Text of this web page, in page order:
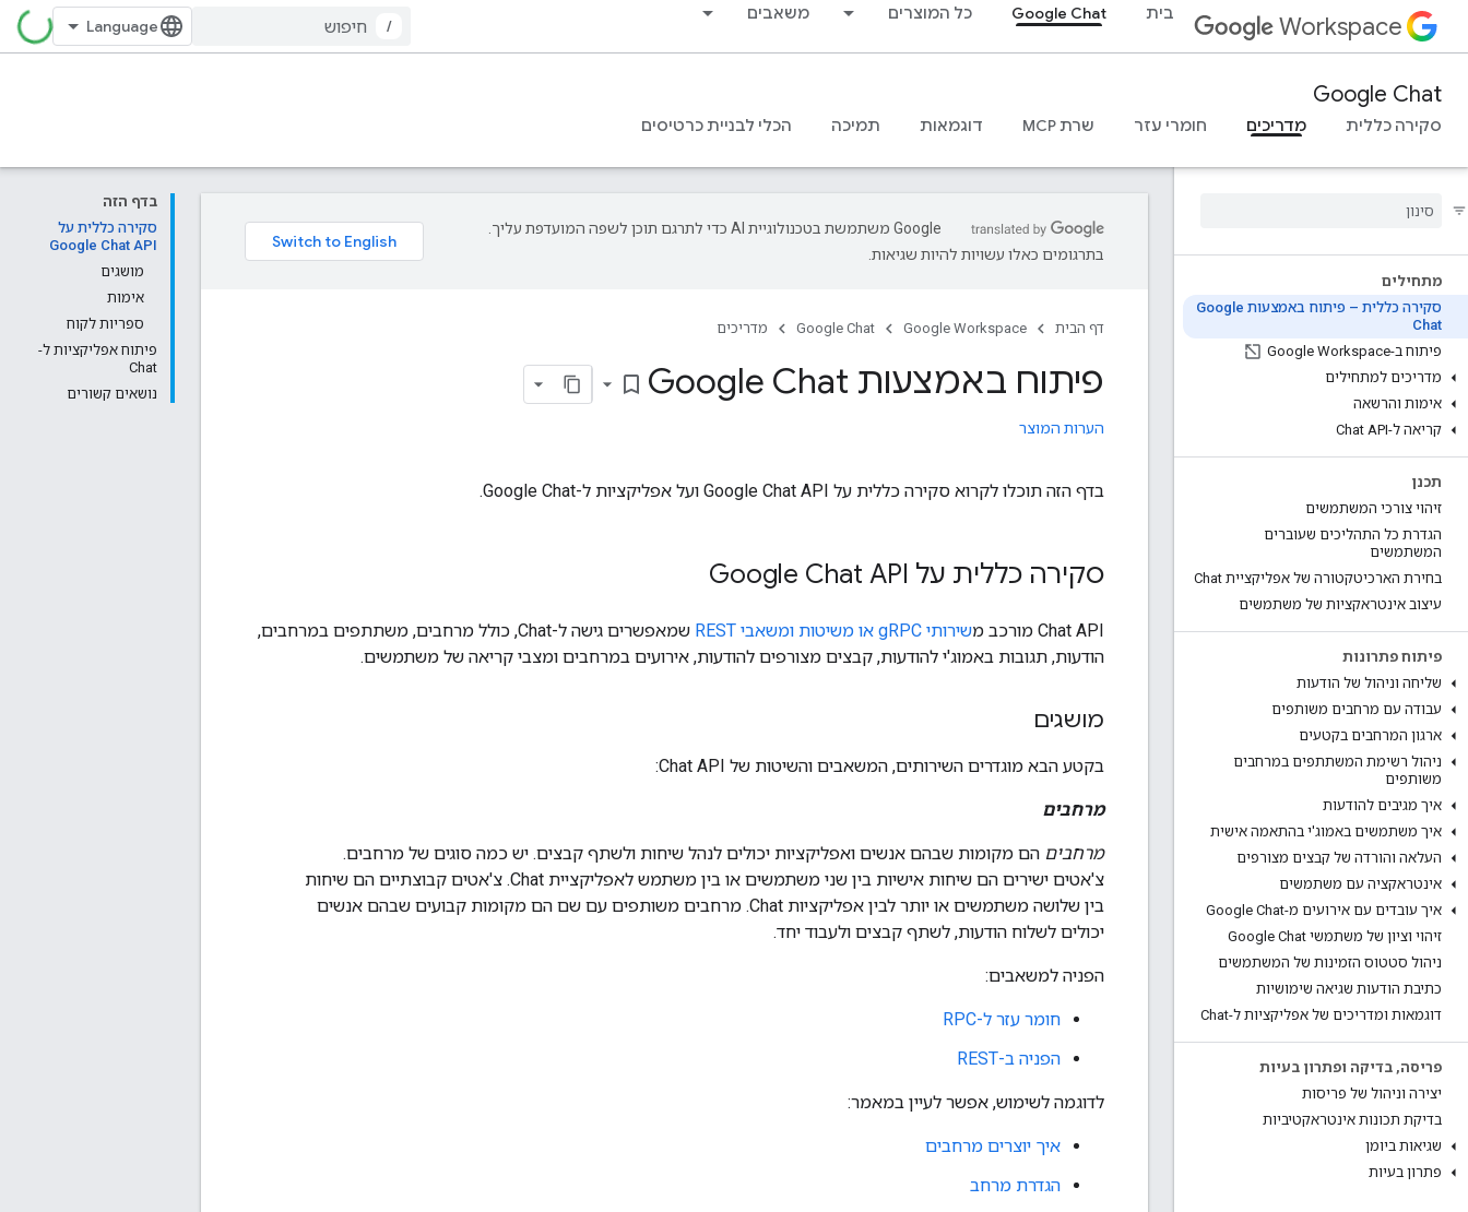
Workspace בית Google Chat כל המוצרים משאבים
/
Google Chat
סקירה כללית מדריכים חומרי עזר שרת MCP דוגמאות תמיכה הכלי לבניית כרטיסים
מתחילים
סקירה כללית – פיתוח באמצעות Google
Chat
פיתוח ב-Google Workspace
מדריכים למתחילים
אימות והרשאה
קריאה ל-Chat API
תכנן
זיהוי צורכי המשתמשים
הגדרת כל התהליכים שעוברים
המשתמשים
בחירת הארכיטקטורה של אפליקציית Chat
עיצוב אינטראקציות של משתמשים
פיתוח פתרונות
שליחה וניהול של הודעות
עבודה עם מרחבים משותפים
ארגון המרחבים בקטעים
ניהול רשימת המשתתפים במרחבים
משותפים
איך מגיבים להודעות
איך משתמשים באמוג'י בהתאמה אישית
העלאה והורדה של קבצים מצורפים
אינטראקציה עם משתמשים
איך עובדים עם אירועים מ-Google Chat
זיהוי וציון של משתמשי Google Chat
ניהול סטטוס הזמינות של המשתמשים
כתיבת הודעות שגיאה שימושיות
דוגמאות ומדריכים של אפליקציות ל-Chat
פריסה, בדיקה ופתרון בעיות
יצירה וניהול של פריסות
בדיקת תכונות אינטראקטיביות
שגיאות ביומן
פתרון בעיות
בדף הזה
סקירה כללית על
Google Chat API
מושגים
אימות
ספריות לקוח
פיתוח אפליקציות ל-
Chat
נושאים קשורים
‫Google משתמשת בטכנולוגיית AI כדי לתרגם תוכן לשפה המועדפת עליך.
בתרגומים כאלו עשויות להיות שגיאות.
דף הבית Google Workspace
Google Chat מדריכים
פיתוח באמצעות Google Chat bookmark_border
הערות המוצר
בדף הזה תוכלו לקרוא סקירה כללית על Google Chat API ועל אפליקציות ל-Google Chat.
סקירה כללית על Google Chat API
‫Chat API מורכב מ שירותי gRPC או משיטות ומשאבי REST
שמאפשרים גישה ל-Chat, כולל מרחבים, משתתפים במרחבים,
הודעות, תגובות באמוג'י להודעות, קבצים מצורפים להודעות, אירועים במרחבים ומצבי קריאה של משתמשים.
מושגים
בקטע הבא מוגדרים השירותים, המשאבים והשיטות של Chat API:
מרחבים
מרחבים הם מקומות שבהם אנשים ואפליקציות יכולים לנהל שיחות ולשתף קבצים. יש כמה סוגים של מרחבים.
צ'אטים ישירים הם שיחות אישיות בין שני משתמשים או בין משתמש לאפליקציית Chat. צ'אטים קבוצתיים הם שיחות
בין שלושה משתמשים או יותר לבין אפליקציות Chat. מרחבים משותפים עם שם הם מקומות קבועים שבהם אנשים
יכולים לשלוח הודעות, לשתף קבצים ולעבוד יחד.
הפניה למשאבים:
חומר עזר ל-RPC
הפניה ב-REST
לדוגמה לשימוש, אפשר לעיין במאמר:
איך יוצרים מרחבים
הגדרת מרחב